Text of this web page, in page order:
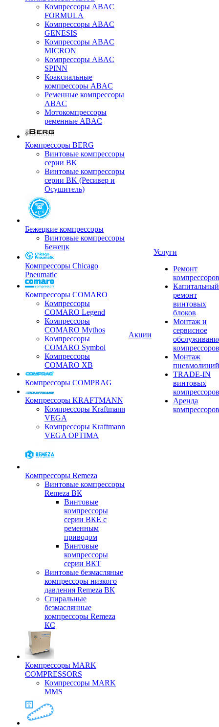
Компрессоры ABAC
FORMULA
Компрессоры ABAC
GENESIS
Компрессоры ABAC
MICRON
Компрессоры ABAC
SPINN
Коаксиальные
компрессоры ABAC
Ременные компрессоры
ABAC
Мотокомпрессоры
ременные ABAC
Компрессоры BERG
Винтовые компрессоры
серии BK
Винтовые компрессоры
серии BK (Ресивер и
Осушитель)
Бежецкие компрессоры
Винтовые компрессоры
Бежецк
Компрессоры Chicago
Pneumatic
Компрессоры COMARO
Компрессоры
COMARO Legend
Компрессоры
COMARO Mythos
Компрессоры
COMARO Symbol
Компрессоры
COMARO XB
Компрессоры COMPRAG
Компрессоры KRAFTMANN
Компрессоры Kraftmann
VEGA
Компрессоры Kraftmann
VEGA OPTIMA
Компрессоры Remeza
Винтовые компрессоры
Remeza ВК
Винтовые
компрессоры
серии ВКЕ с
ременным
приводом
Винтовые
компрессоры
серии ВКТ
Винтовые безмасляные
компрессоры низкого
давления Remeza ВК
Спиральные
безмаслянные
компрессоры Remeza
КС
Компрессоры MARK
COMPRESSORS
Компрессоры MARK
MMS
Акции
Услуги
Ремонт
компрессоров
Капитальный
ремонт
винтовых
блоков
Монтаж и
сервисное
компрессоров
Монтаж
пневмолиний
TRADE-IN
винтовых
компрессоров
Аренда
компрессоров